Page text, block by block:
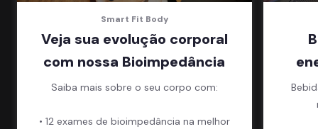
Smart Fit Body
Veja sua evolução corporal
com nossa Bioimpedância
Saiba mais sobre o seu corpo com:
• 12 exames de bioimpedância na melhor